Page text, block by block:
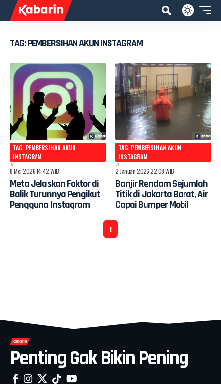
TAG: PEMBERSIHAN AKUN INSTAGRAM
TAG: PEMBERSIHAN AKUN
INSTAGRAM
8 Mei 2026 14:42 WIB
Meta Jelaskan Faktor di
Balik Turunnya Pengikut
Pengguna Instagram
TAG: PEMBERSIHAN AKUN
INSTAGRAM
2 Januari 2026 22:08 WIB
Banjir Rendam Sejumlah
Titik di Jakarta Barat, Air
Capai Bumper Mobil
1
Penting Gak Bikin Pening